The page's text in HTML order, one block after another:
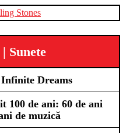
Sunete
Dreams
100 de ani: 60 de ani
de muzică